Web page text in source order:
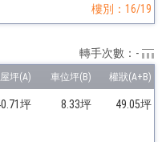
樓別：16/19
坪 8.33坪 49.05坪
轉手次數：-